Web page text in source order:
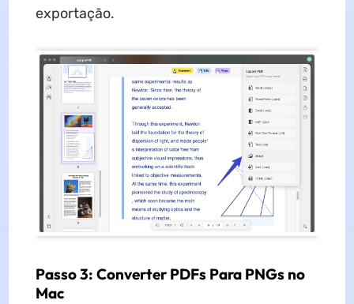
exportação.
Passo 3: Converter PDFs Para PNGs no
Mac